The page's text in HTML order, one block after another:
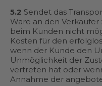
5.2 Sendet das
Ware an den
beim Kunden nicht
Kosten für den
wenn der Kunde den
Unmöglichkeit der
vertreten hat oder
Annahme der